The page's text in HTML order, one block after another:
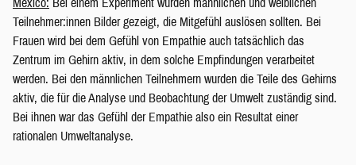
Mexico: Bei einem Experiment wurden männlichen und weiblichen
Teilnehmer:innen Bilder gezeigt, die Mitgefühl auslösen sollten. Bei
Frauen wird bei dem Gefühl von Empathie auch tatsächlich das
Zentrum im Gehirn aktiv, in dem solche Empfindungen verarbeitet
werden. Bei den männlichen Teilnehmern wurden die Teile des Gehirns
aktiv, die für die Analyse und Beobachtung der Umwelt zuständig sind.
Bei ihnen war das Gefühl der Empathie also ein Resultat einer
rationalen Umweltanalyse.